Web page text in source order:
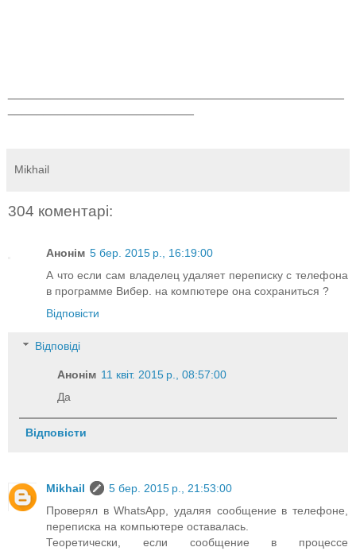
Mikhail
304 коментарі:
Анонім 5 бер. 2015 р., 16:19:00
А что если сам владелец удаляет переписку с телефона
в программе Вибер. на компютере она сохраниться ?
Відповісти
Відповіді
Анонім 11 квіт. 2015 р., 08:57:00
Да
Відповісти
Mikhail
5 бер. 2015 р., 21:53:00
Проверял в WhatsApp, удаляя сообщение в телефоне,
переписка на компьютере оставалась.
Теоретически, если сообщение в процессе